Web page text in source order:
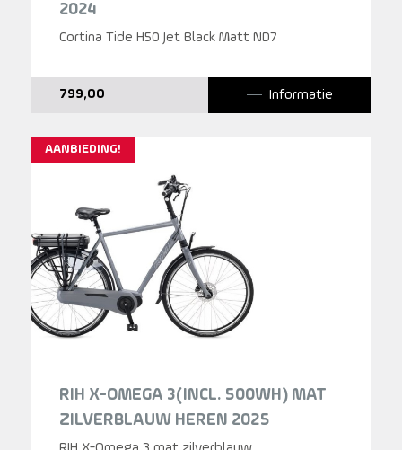
2024
Cortina Tide H50 Jet Black Matt ND7
799,00 Informatie
AANBIEDING!
RIH X-OMEGA 3(INCL. 500WH) MAT
ZILVERBLAUW HEREN 2025